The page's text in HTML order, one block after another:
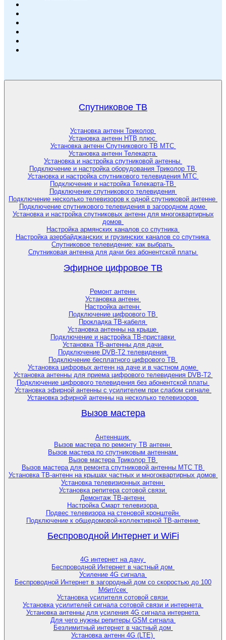
Спутниковое ТВ
Установка антенн Триколор
Установка антенн НТВ плюс
Установка антенн Спутникового ТВ МТС
Установка антенн Телекарта
Установка и настройка спутниковой антенны
Подключение и настройка оборудования Триколор ТВ
Установка и настройка спутникового телевидения МТС
Подключение и настройка Телекарта-ТВ
Подключение спутникового телевидения
Подключение несколько телевизоров к одной спутниковой антенне
Подключение спутникового телевидения в загородном доме
Установка и настройка спутниковых антенн для многоквартирных
домов
Настройка армянских каналов со спутника
Настройка азербайджанских и грузинских каналов со спутника
Спутниковое телевидение: как выбрать
Спутниковая антенна для дачи без абонентской платы
Эфирное цифровое ТВ
Ремонт антенн
Установка антенн
Настройка антенн
Подключение цифрового ТВ
Прокладка ТВ-кабеля
Установка антенны на крыше
Подключение и настройка ТВ-приставки
Установка ТВ-антенны для дачи
Подключение DVB-T2 телевидения
Подключение бесплатного цифрового ТВ
Установка цифровых антенн на даче и в частном доме
Установка антенны для приема цифрового телевидения DVB-T2
Подключение цифрового телевидения без абонентской платы
Установка эфирной антенны с усилителем при слабом сигнале
Установка эфирной антенны на несколько телевизоров
Вызов мастера
Антеннщик
Вызов мастера по ремонту ТВ антенн
Вызов мастера по спутниковым антеннам
Вызов мастера Триколор ТВ
Вызов мастера для ремонта спутниковой антенны МТС ТВ
Установка ТВ-антенн на крышах частных и многоквартирных домов
Установка телевизионных антенн
Установка репитера сотовой связи
Демонтаж ТВ-антенн
Настройка Смарт телевизора
Подвес телевизора на стеновой кронштейн
Подключение к общедомовой-коллективной ТВ-антенне
Беспроводной Интернет и WiFi
4G интернет на дачу
Беспроводной Интернет в частный дом
Усиление 4G сигнала
Беспроводной Интернет в загородный дом со скоростью до 100
Мбит/сек
Установка усилителя сотовой связи
Установка усилителей сигнала сотовой связи и интернета
Установка антенны для усиления 4G сигнала интернета
Для чего нужны репитеры GSM сигнала
Безлимитный интернет в частный дом
Установка антенн 4G (LTE)